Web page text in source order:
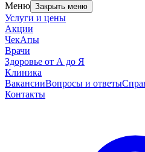
Меню Закрыть меню
Услуги и цены
Акции
ЧекАпы
Врачи
Здоровье от А до Я
Клиника
ВакансииВопросы и ответы
Контакты